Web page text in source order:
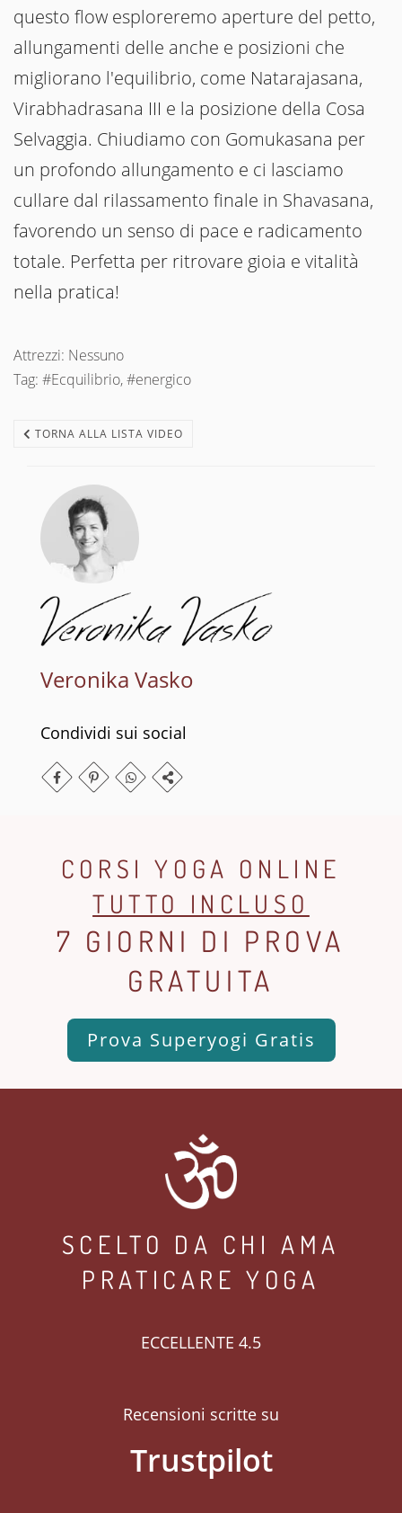
questo flow esploreremo aperture del petto,
allungamenti delle anche e posizioni che
migliorano l'equilibrio, come Natarajasana,
Virabhadrasana III e la posizione della Cosa
Selvaggia. Chiudiamo con Gomukasana per
un profondo allungamento e ci lasciamo
cullare dal rilassamento finale in Shavasana,
favorendo un senso di pace e radicamento
totale. Perfetta per ritrovare gioia e vitalità
nella pratica!
Attrezzi: Nessuno
Tag: #Ecquilibrio, #energico
TORNA ALLA LISTA VIDEO
Veronika Vasko
Condividi sui social
CORSI YOGA ONLINE
TUTTO INCLUSO
7 GIORNI DI PROVA
GRATUITA
Prova Superyogi Gratis
SCELTO DA CHI AMA
PRATICARE YOGA
ECCELLENTE 4.5
Recensioni scritte su